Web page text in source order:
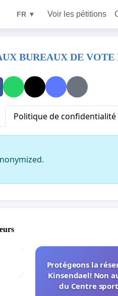
FR ▼ Voir les pétitions
BUREAUX DE
Politique de confidentialité
Protégeons la
Kinsendael! Non
du Centre